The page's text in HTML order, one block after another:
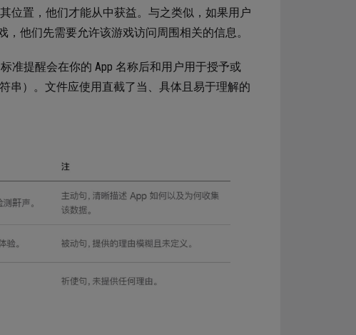
位置，他们才能从中获益。与之类似，如果用户
，他们先需要允许该游戏访问周围相关的信息。
标准提醒会在你的 App 名称后和用户用于授予或
串）。文件应使用直截了当、具体且易于理解的